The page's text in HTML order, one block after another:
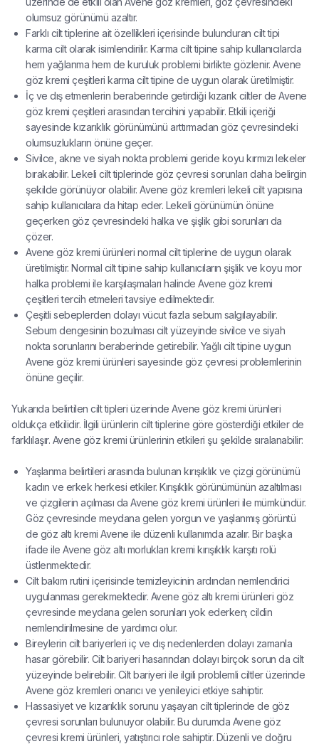
olumsuz görünümü azaltır.
Farklı cilt tiplerine ait özellikleri içerisinde bulunduran cilt tipi
karma cilt olarak isimlendirilir. Karma cilt tipine sahip kullanıcılarda
hem yağlanma hem de kuruluk problemi birlikte gözlenir. Avene
göz kremi çeşitleri karma cilt tipine de uygun olarak üretilmiştir.
İç ve dış etmenlerin beraberinde getirdiği kızarık ciltler de Avene
göz kremi çeşitleri arasından tercihini yapabilir. Etkili içeriği
sayesinde kızarıklık görünümünü arttırmadan göz çevresindeki
olumsuzlukların önüne geçer.
Sivilce, akne ve siyah nokta problemi geride koyu kırmızı lekeler
bırakabilir. Lekeli cilt tiplerinde göz çevresi sorunları daha belirgin
şekilde görünüyor olabilir. Avene göz kremleri lekeli cilt yapısına
sahip kullanıcılara da hitap eder. Lekeli görünümün önüne
geçerken göz çevresindeki halka ve şişlik gibi sorunları da
çözer.
Avene göz kremi ürünleri normal cilt tiplerine de uygun olarak
üretilmiştir. Normal cilt tipine sahip kullanıcıların şişlik ve koyu mor
halka problemi ile karşılaşmaları halinde Avene göz kremi
çeşitleri tercih etmeleri tavsiye edilmektedir.
Çeşitli sebeplerden dolayı vücut fazla sebum salgılayabilir.
Sebum dengesinin bozulması cilt yüzeyinde sivilce ve siyah
nokta sorunlarını beraberinde getirebilir. Yağlı cilt tipine uygun
Avene göz kremi ürünleri sayesinde göz çevresi problemlerinin
önüne geçilir.
Yukarıda belirtilen cilt tipleri üzerinde Avene göz kremi ürünleri
oldukça etkilidir. İlgili ürünlerin cilt tiplerine göre gösterdiği etkiler de
farklılaşır. Avene göz kremi ürünlerinin etkileri şu şekilde sıralanabilir:
Yaşlanma belirtileri arasında bulunan kırışıklık ve çizgi görünümü
kadın ve erkek herkesi etkiler. Kırışıklık görünümünün azaltılması
ve çizgilerin açılması da Avene göz kremi ürünleri ile mümkündür.
Göz çevresinde meydana gelen yorgun ve yaşlanmış görüntü
de göz altı kremi Avene ile düzenli kullanımda azalır. Bir başka
ifade ile Avene göz altı morlukları kremi kırışıklık karşıtı rolü
üstlenmektedir.
Cilt bakım rutini içerisinde temizleyicinin ardından nemlendirici
uygulanması gerekmektedir. Avene göz altı kremi ürünleri göz
çevresinde meydana gelen sorunları yok ederken; cildin
nemlendirilmesine de yardımcı olur.
Bireylerin cilt bariyerleri iç ve dış nedenlerden dolayı zamanla
hasar görebilir. Cilt bariyeri hasarından dolayı birçok sorun da cilt
yüzeyinde belirebilir. Cilt bariyeri ile ilgili problemli ciltler üzerinde
Avene göz kremleri onarıcı ve yenileyici etkiye sahiptir.
Hassasiyet ve kızarıklık sorunu yaşayan cilt tiplerinde de göz
çevresi sorunları bulunuyor olabilir. Bu durumda Avene göz
çevresi kremi ürünleri, yatıştırıcı role sahiptir. Düzenli ve doğru